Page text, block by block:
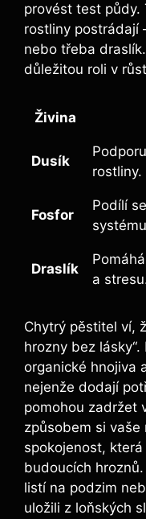
provést test půdy.
rostliny postrádají
nebo třeba
důležitou roli v
Živina
Dusík
rostliny.
Fosfor
Podílí
Draslík
a
Chytrý ⁣pěstitel ví,
hrozny bez
organické hnojiva
nejenže dodají
pomohou ​zadržet
způsobem si
spokojenost,
budoucích
listí na podzim
uložili z loňských⁢